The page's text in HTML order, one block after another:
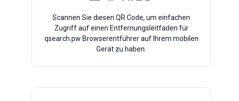
Scannen Sie diesen QR Code, um einfachen
Zugriff auf einen Entfernungsleitfaden für
qsearch.pw Browserentführer auf Ihrem mobilen
Gerät zu haben.